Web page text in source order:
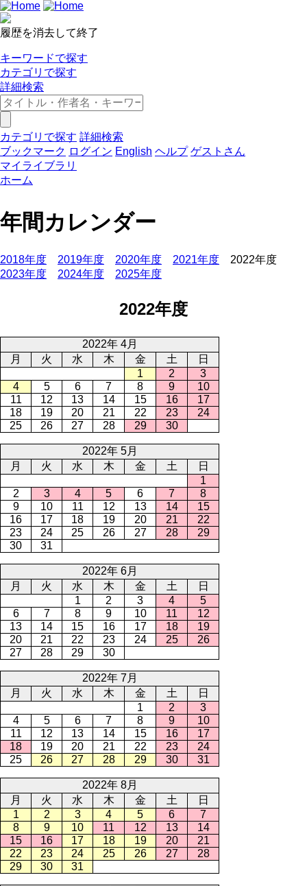
履歴を消去して終了
キーワードで探す
カテゴリで探す
詳細検索
カテゴリで探す 詳細検索
ブックマーク ログイン English ヘルプ ゲストさん
マイライブラリ
ホーム
年間カレンダー
2018年度 2019年度 2020年度 2021年度
2022年度
2023年度
2024年度 2025年度
2022年度
2022年 4月
月
火 水 木 金 土
日
1
2
3
4
5 6 7 8 9
10
11
12 13 14 15 16
17
18
19 20 21 22 23
24
25
26 27 28 29 30
2022年 5月
月
火 水 木 金 土
日
1
2
3 4 5 6 7
8
9
10 11 12 13 14
15
16
17 18 19 20 21
22
23
24 25 26 27 28
29
30
31
2022年 6月
月
火 水 木 金 土
日
1
2 3 4
5
6
7 8 9 10 11
12
13
14 15 16 17 18
19
20
21 22 23 24 25
26
27
28 29 30
2022年 7月
月
火 水 木 金 土
日
1
2
3
4
5 6 7 8 9
10
11
12 13 14 15 16
17
18
19 20 21 22 23
24
25
26 27 28 29 30 31
2022年 8月
月
火 水 木 金 土
日
1
2 3 4 5 6
7
8
9 10 11 12 13
14
15
16 17 18 19 20
21
22
23 24 25 26 27
28
29
30 31